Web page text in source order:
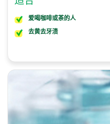
爱喝咖啡或茶的人
去黄去牙渍